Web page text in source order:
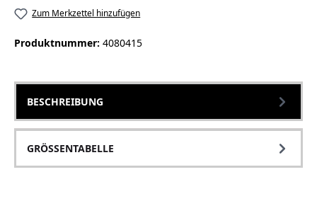
Zum Merkzettel hinzufügen
Produktnummer: 4080415
BESCHREIBUNG
GRÖSSENTABELLE